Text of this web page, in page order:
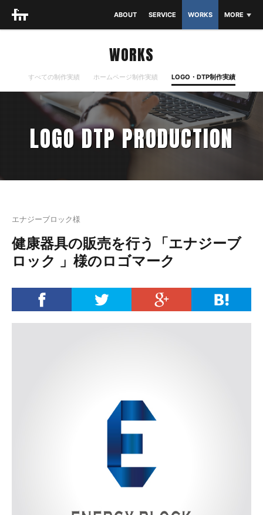
MORE
THEME
BLOG
CONTACT
ABOUT SERVICE WORKS
WORKS
すべての制作実績 ホームページ制作実績 LOGO・DTP制作実績
LOGO DTP PRODUCTION
エナジーブロック様
健康器具の販売を行う「エナジーブ
ロック 」様のロゴマーク